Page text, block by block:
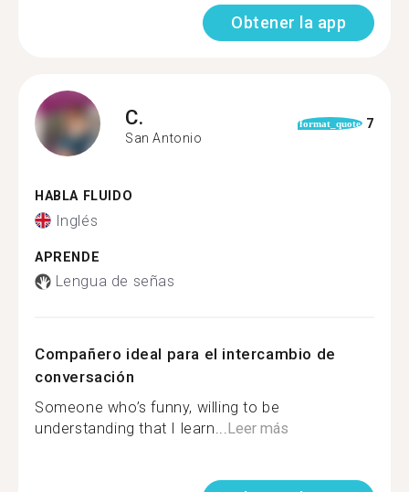
Obtener la app
C.
San Antonio
format_quote 7
HABLA FLUIDO
Inglés
APRENDE
Lengua de señas
Compañero ideal para el intercambio de
conversación
Someone who’s funny, willing to be
understanding that I learn...Leer más